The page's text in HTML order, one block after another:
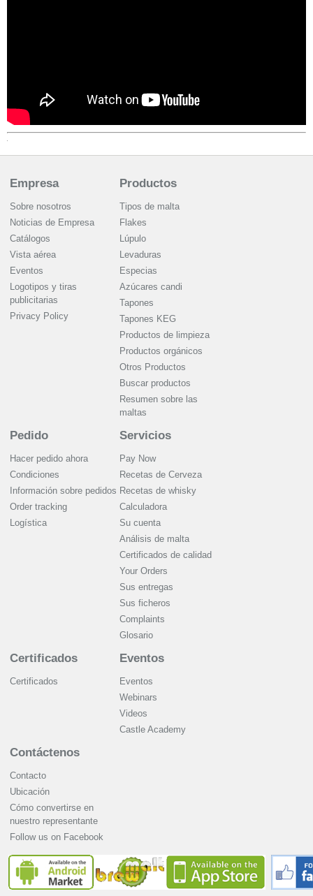
Empresa
Sobre nosotros
Noticias de Empresa
Catálogos
Vista aérea
Eventos
Logotipos y tiras
publicitarias
Privacy Policy
Productos
Tipos de malta
Flakes
Lúpulo
Levaduras
Especias
Azúcares candi
Tapones
Tapones KEG
Productos de limpieza
Productos orgánicos
Otros Productos
Buscar productos
Resumen sobre las
maltas
Pedido
Hacer pedido ahora
Condiciones
Información sobre pedidos
Order tracking
Logística
Servicios
Pay Now
Recetas de Cerveza
Recetas de whisky
Calculadora
Su cuenta
Análisis de malta
Certificados de calidad
Your Orders
Sus entregas
Sus ficheros
Complaints
Glosario
Certificados
Certificados
Eventos
Eventos
Webinars
Videos
Castle Academy
Contáctenos
Contacto
Ubicación
Cómo convertirse en
nuestro representante
Follow us on Facebook